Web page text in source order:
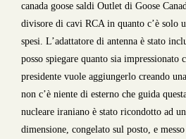
canada goose saldi Outlet di Goose
divisore di cavi RCA in quanto c’è solo
spesi. L’adattatore di antenna è stato
posso spiegare quanto sia
presidente vuole aggiungerlo creando
non c’è niente di esterno che guida
nucleare iraniano è stato ricondotto ad
dimensione, congelato sul posto, e